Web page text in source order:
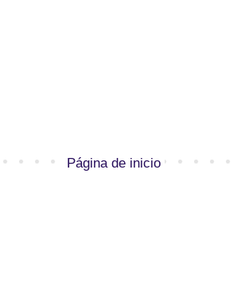
Página de inicio